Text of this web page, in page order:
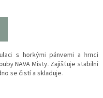
s horkými pánvemi a hrnci
NAVA Misty. Zajišťuje stabilní
se čistí a skladuje.